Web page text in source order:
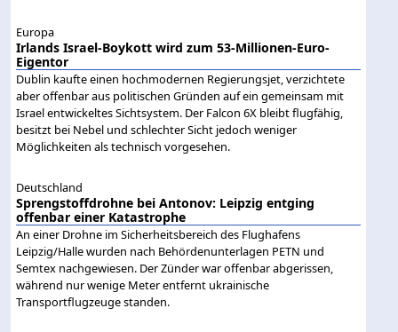
Europa
Irlands Israel-Boykott wird zum 53-Millionen-Euro-
Eigentor
Dublin kaufte einen hochmodernen Regierungsjet, verzichtete
aber offenbar aus politischen Gründen auf ein gemeinsam mit
Israel entwickeltes Sichtsystem. Der Falcon 6X bleibt flugfähig,
besitzt bei Nebel und schlechter Sicht jedoch weniger
Möglichkeiten als technisch vorgesehen.
Deutschland
Sprengstoffdrohne bei Antonov: Leipzig entging
offenbar einer Katastrophe
An einer Drohne im Sicherheitsbereich des Flughafens
Leipzig/Halle wurden nach Behördenunterlagen PETN und
Semtex nachgewiesen. Der Zünder war offenbar abgerissen,
während nur wenige Meter entfernt ukrainische
Transportflugzeuge standen.